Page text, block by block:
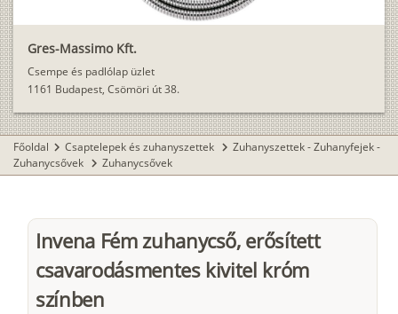
Gres-Massimo Kft.
Csempe és padlólap üzlet
1161 Budapest, Csömöri út 38.
Főoldal chevron_right Csaptelepek és zuhanyszettek chevron_right Zuhanyszettek - Zuhanyfejek -
Zuhanycsővek chevron_right Zuhanycsővek
Invena Fém zuhanycső, erősített
csavarodásmentes kivitel króm
színben